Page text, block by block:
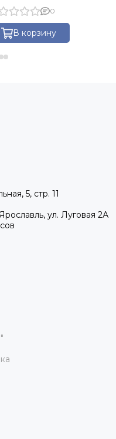
49x47x85
0
В корзину
5, стр. 11
ул. Луговая 2А